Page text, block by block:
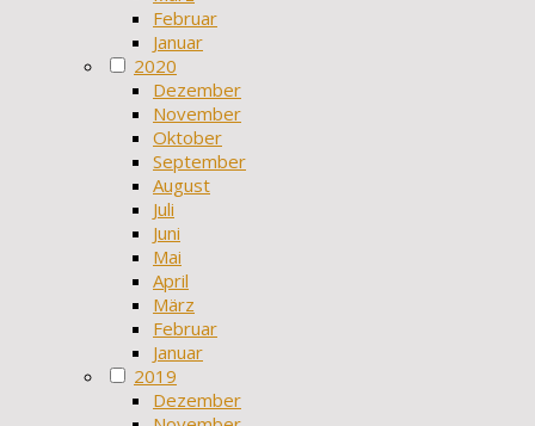
Februar
Januar
2020
Dezember
November
Oktober
September
August
Juli
Juni
Mai
April
März
Februar
Januar
2019
Dezember